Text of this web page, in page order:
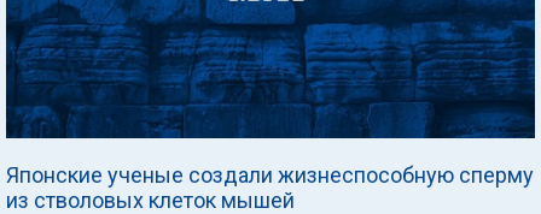
Японские ученые создали жизнеспособную сперму
из стволовых клеток мышей